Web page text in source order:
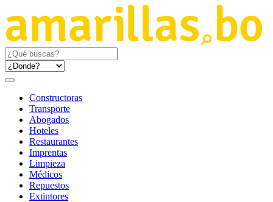
Constructoras
Transporte
Abogados
Hoteles
Restaurantes
Imprentas
Limpieza
Médicos
Repuestos
Extintores